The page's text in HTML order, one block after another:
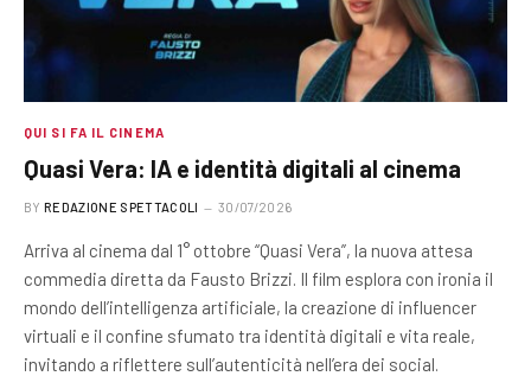
QUI SI FA IL CINEMA
Quasi Vera: IA e identità digitali al cinema
BY REDAZIONE SPETTACOLI 30/07/2026
Arriva al cinema dal 1° ottobre “Quasi Vera”, la nuova attesa
commedia diretta da Fausto Brizzi. Il film esplora con ironia il
mondo dell’intelligenza artificiale, la creazione di influencer
virtuali e il confine sfumato tra identità digitali e vita reale,
invitando a riflettere sull’autenticità nell’era dei social.